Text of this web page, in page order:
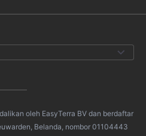
oleh EasyTerra BV dan berdaftar
Belanda, nombor 01104443